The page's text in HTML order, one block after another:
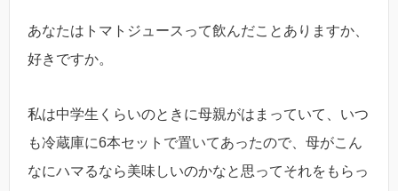
あなたはトマトジュースって飲んだことありますか、
好きですか。
私は中学生くらいのときに母親がはまっていて、いつ
も冷蔵庫に6本セットで置いてあったので、母がこん
なにハマるなら美味しいのかなと思ってそれをもらっ